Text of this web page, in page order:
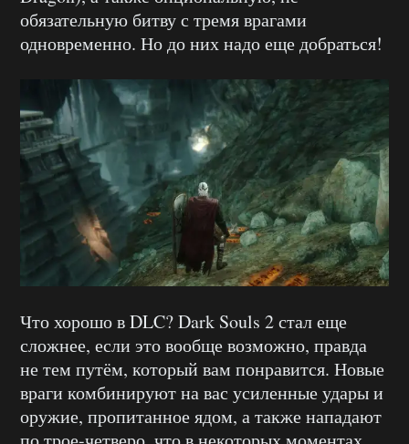
обязательную битву с тремя врагами
одновременно. Но до них надо еще добраться!
Что хорошо в DLC? Dark Souls 2 стал еще
сложнее, если это вообще возможно, правда
не тем путём, который вам понравится. Новые
враги комбинируют на вас усиленные удары и
оружие, пропитанное ядом, а также нападают